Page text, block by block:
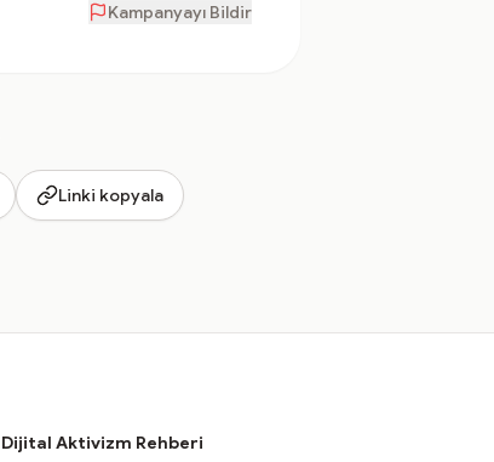
Kampanyayı Bildir
Linki kopyala
Dijital Aktivizm Rehberi